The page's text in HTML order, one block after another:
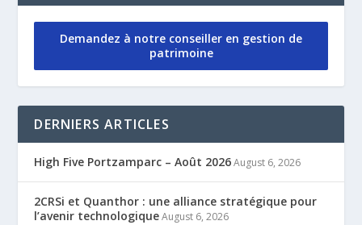
Demandez à notre conseiller en gestion de
patrimoine
DERNIERS ARTICLES
High Five Portzamparc – Août 2026 August 6, 2026
2CRSi et Quanthor : une alliance stratégique pour
l’avenir technologique August 6, 2026